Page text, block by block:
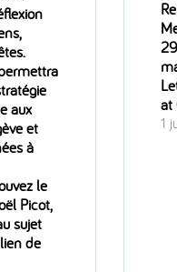
aux
et
à
le
Picot,
sujet
de
29
at
1